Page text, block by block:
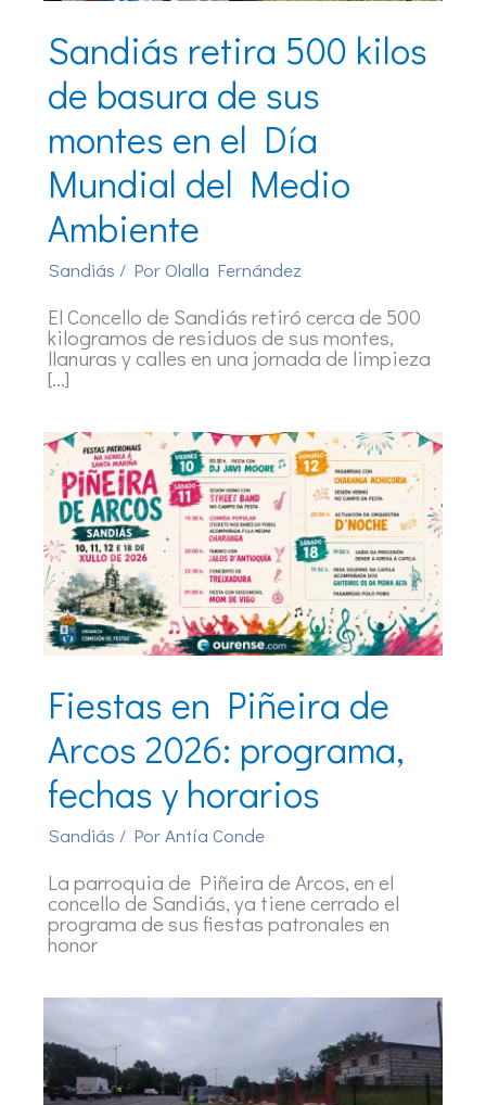
Sandiás retira 500 kilos
de basura de sus
montes en el Día
Mundial del Medio
Ambiente
Sandiás / PorOlalla Fernández
El Concello de Sandiás retiró cerca de 500
kilogramos de residuos de sus montes,
llanuras y calles en una jornada de limpieza
[…]
Fiestas en Piñeira de
Arcos 2026: programa,
fechas y horarios
Sandiás / PorAntía Conde
La parroquia de Piñeira de Arcos, en el
concello de Sandiás, ya tiene cerrado el
programa de sus fiestas patronales en
honor